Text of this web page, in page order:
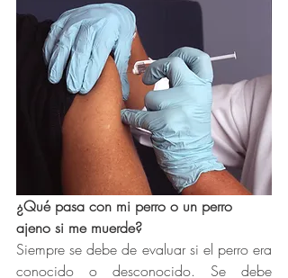
¿Qué pasa con mi perro o un perro
ajeno si me muerde?
Siempre se debe de evaluar si el perro era
conocido o desconocido. Se debe